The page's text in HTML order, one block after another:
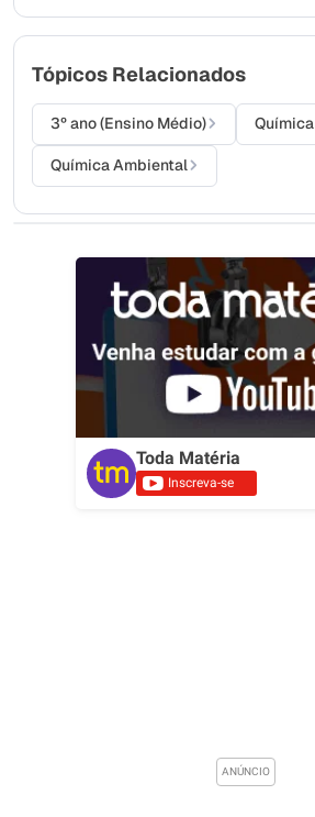
Tópicos Relacionados
3º ano (Ensino Médio) Química
Química Ambiental
Toda Matéria
Inscreva-se